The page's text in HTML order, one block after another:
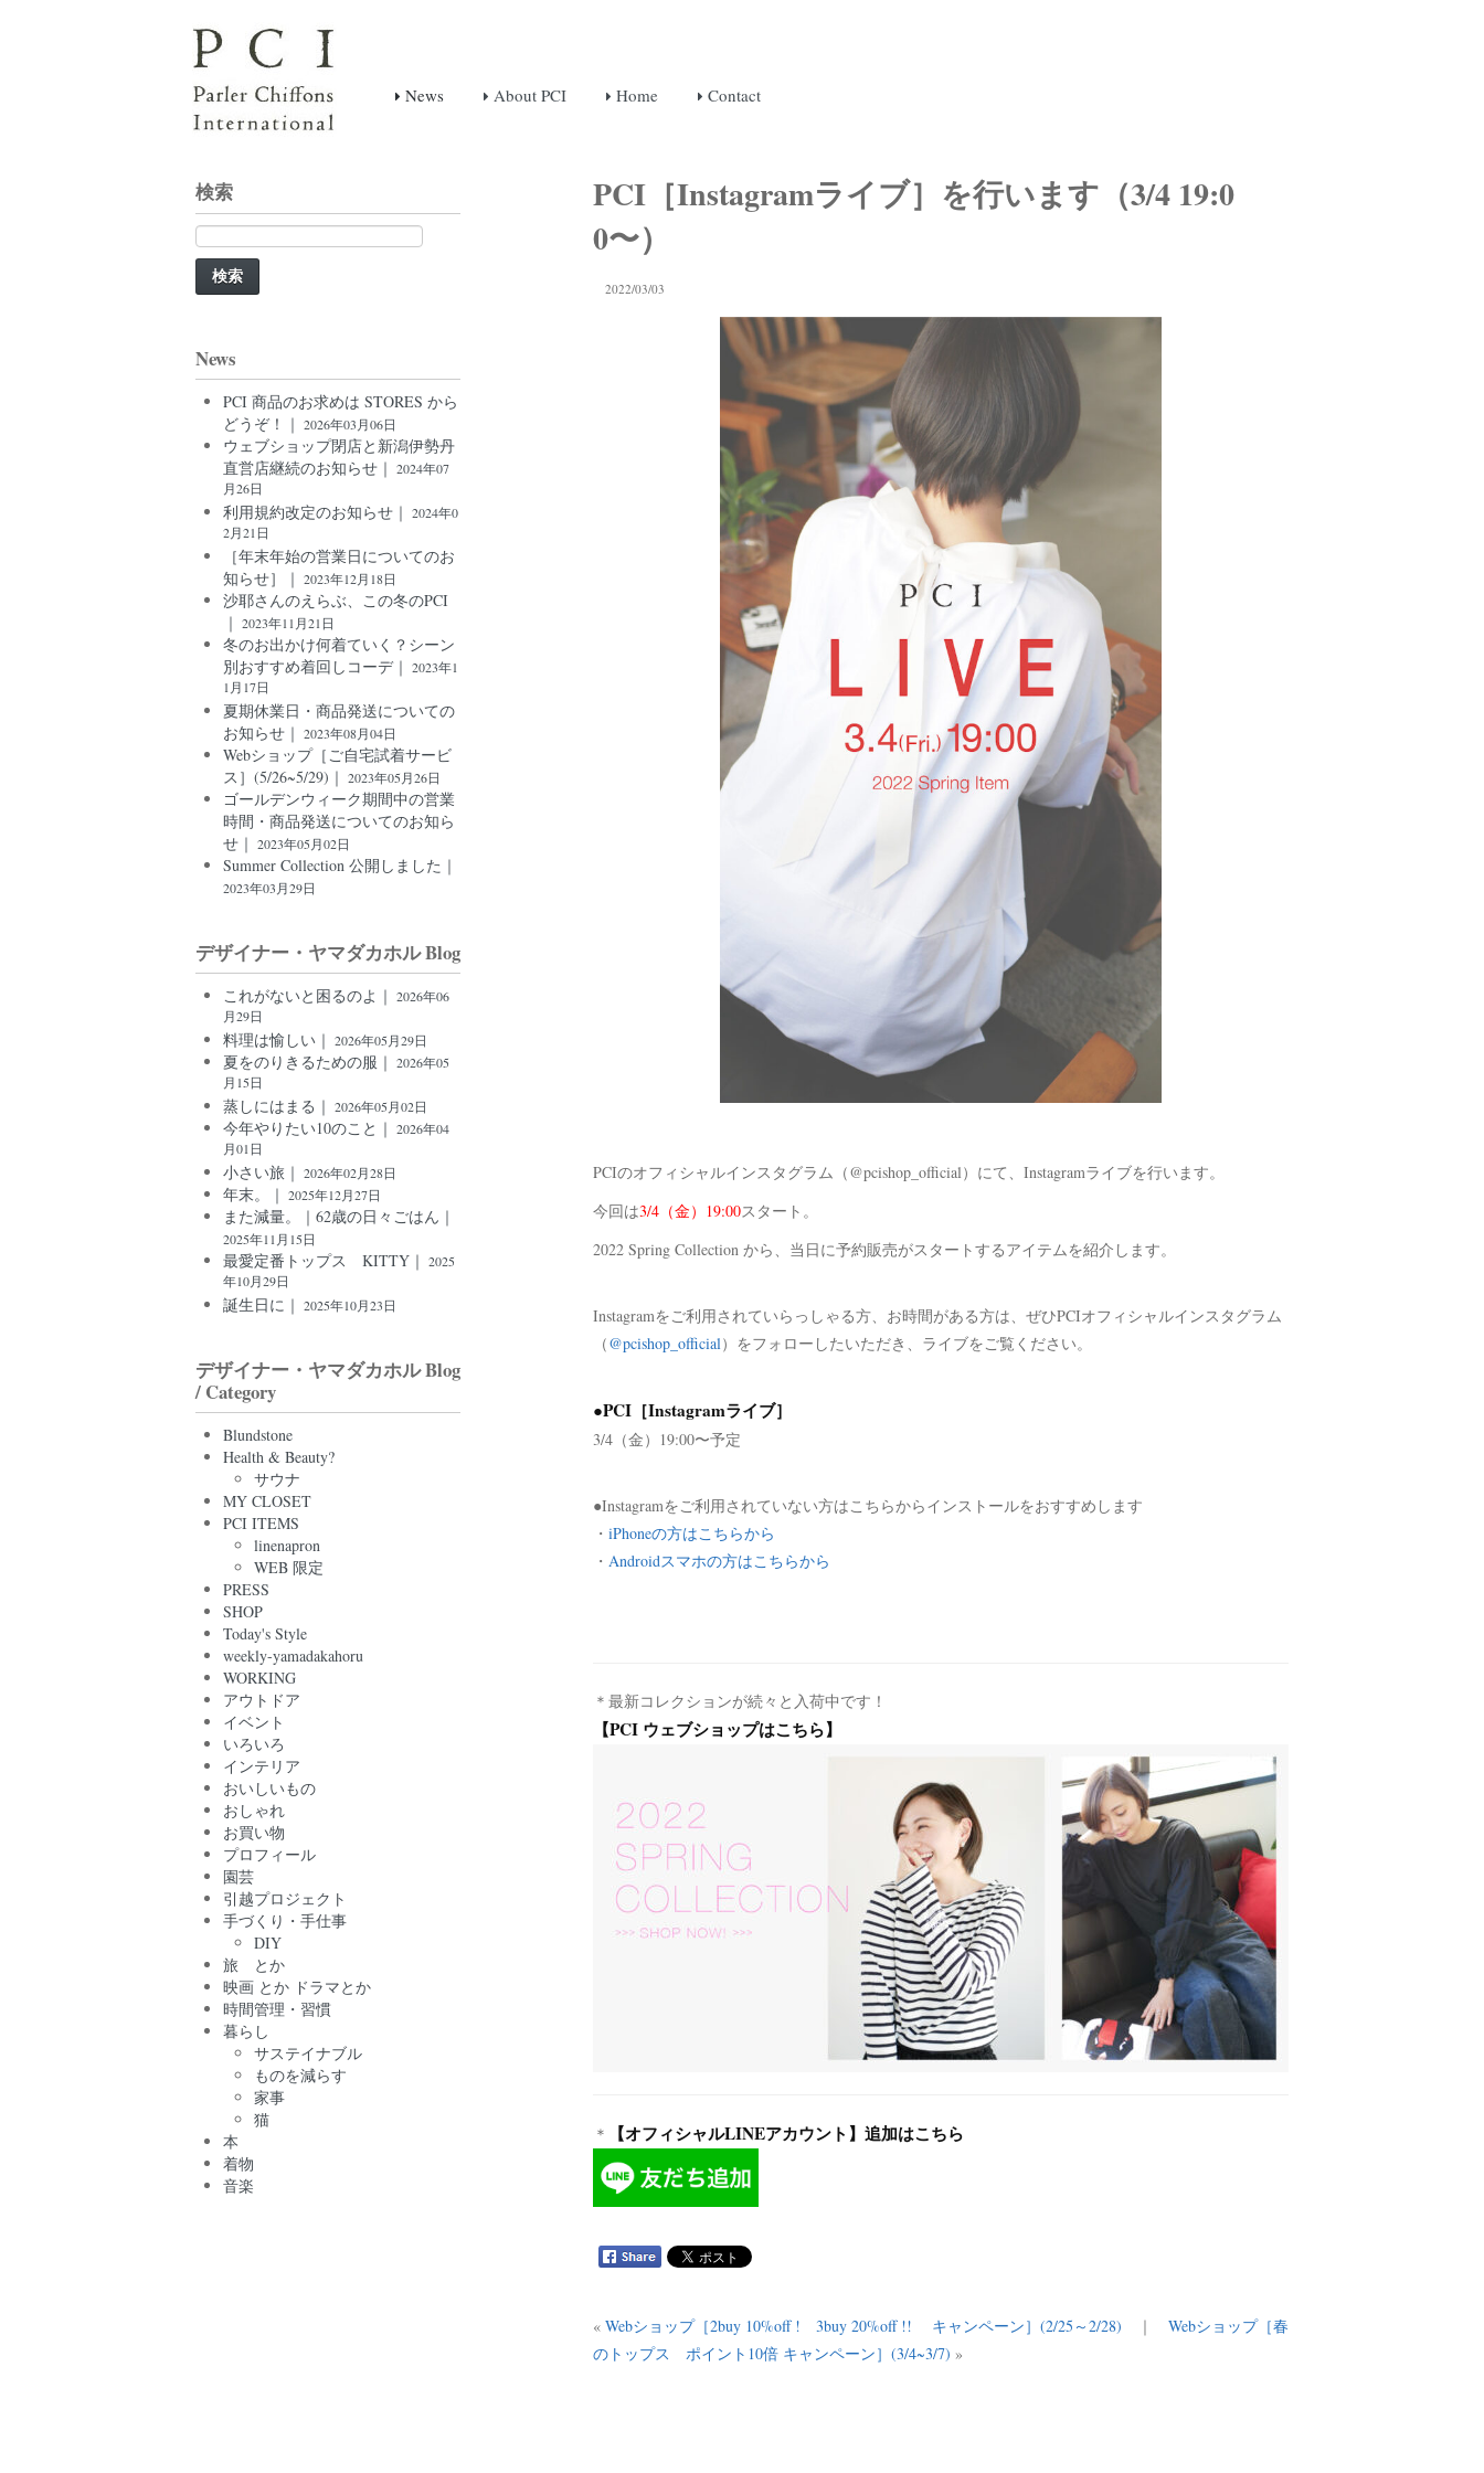
News About PCI Home Contact
PCI［Instagramライブ］を行います（3/4 19:0
0〜）
2022/03/03
PCIのオフィシャルインスタグラム（@pcishop_official）にて、Instagramライブを行います。
今回は3/4（金）19:00スタート。
2022 Spring Collection から、当日に予約販売がスタートするアイテムを紹介します。
Instagramをご利用されていらっしゃる方、お時間がある方は、ぜひPCIオフィシャルインスタグラム
（@pcishop_official）をフォローしたいただき、ライブをご覧ください。
●PCI［Instagramライブ］
3/4（金）19:00〜予定
●Instagramをご利用されていない方はこちらからインストールをおすすめします
・ iPhoneの方はこちらから
・ Androidスマホの方はこちらから
＊最新コレクションが続々と入荷中です！
【PCI ウェブショップはこちら】
＊ 【オフィシャルLINEアカウント】追加はこちら
« Webショップ［2buy 10%off ! 3buy 20%off !! キャンペーン］(2/25～2/28) ｜ Webショップ［春
のトップス ポイント10倍 キャンペーン］(3/4~3/7) »
検索
検
索:
News
PCI 商品のお求めは STORES から
どうぞ！｜ 2026年03月06日
ウェブショップ閉店と新潟伊勢丹
直営店継続のお知らせ｜ 2024年07
月26日
利用規約改定のお知らせ｜ 2024年0
2月21日
［年末年始の営業日についてのお
知らせ］｜ 2023年12月18日
沙耶さんのえらぶ、この冬のPCI
｜ 2023年11月21日
冬のお出かけ何着ていく？シーン
別おすすめ着回しコーデ｜ 2023年1
1月17日
夏期休業日・商品発送についての
お知らせ｜ 2023年08月04日
Webショップ［ご自宅試着サービ
ス］(5/26~5/29)｜ 2023年05月26日
ゴールデンウィーク期間中の営業
時間・商品発送についてのお知ら
せ｜ 2023年05月02日
Summer Collection 公開しました｜
2023年03月29日
デザイナー・ヤマダカホル Blog
これがないと困るのよ｜ 2026年06
月29日
料理は愉しい｜ 2026年05月29日
夏をのりきるための服｜ 2026年05
月15日
蒸しにはまる｜ 2026年05月02日
今年やりたい10のこと｜ 2026年04
月01日
小さい旅｜ 2026年02月28日
年末。｜ 2025年12月27日
また減量。｜62歳の日々ごはん｜
2025年11月15日
最愛定番トップス KITTY｜ 2025
年10月29日
誕生日に｜ 2025年10月23日
デザイナー・ヤマダカホル Blog
/ Category
Blundstone
Health & Beauty?
サウナ
MY CLOSET
PCI ITEMS
linenapron
WEB 限定
PRESS
SHOP
Today's Style
weekly-yamadakahoru
WORKING
アウトドア
イベント
いろいろ
インテリア
おいしいもの
おしゃれ
お買い物
プロフィール
園芸
引越プロジェクト
手づくり・手仕事
DIY
旅 とか
映画 とか ドラマとか
時間管理・習慣
暮らし
サステイナブル
ものを減らす
家事
猫
本
着物
音楽